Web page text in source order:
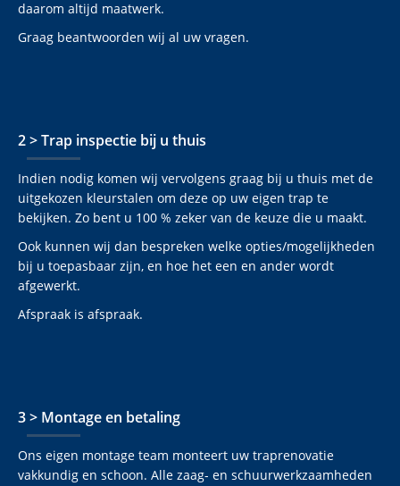
daarom altijd maatwerk.
Graag beantwoorden wij al uw vragen.
2 > Trap inspectie bij u thuis
Indien nodig komen wij vervolgens graag bij u thuis met de
uitgekozen kleurstalen om deze op uw eigen trap te
bekijken. Zo bent u 100 % zeker van de keuze die u maakt.
Ook kunnen wij dan bespreken welke opties/mogelijkheden
bij u toepasbaar zijn, en hoe het een en ander wordt
afgewerkt.
Afspraak is afspraak.
3 > Montage en betaling
Ons eigen montage team monteert uw traprenovatie
vakkundig en schoon. Alle zaag- en schuurwerkzaamheden